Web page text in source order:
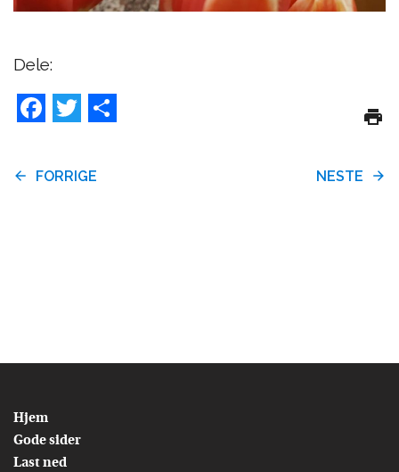
Dele:
Facebook
Twitter
FORRIGE NESTE
Hjem
Gode sider
Last ned